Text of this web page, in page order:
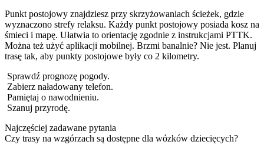
Punkt postojowy znajdziesz przy skrzyżowaniach ścieżek, gdzie
wyznaczono strefy relaksu. Każdy punkt postojowy posiada kosz na
śmieci i mapę. Ułatwia to orientację zgodnie z instrukcjami PTTK.
Można też użyć aplikacji mobilnej. Brzmi banalnie? Nie jest. Planuj
trasę tak, aby punkty postojowe były co 2 kilometry.
Sprawdź prognozę pogody.
Zabierz naładowany telefon.
Pamiętaj o nawodnieniu.
Szanuj przyrodę.
Najczęściej zadawane pytania
Czy trasy na wzgórzach są dostępne dla wózków dziecięcych?